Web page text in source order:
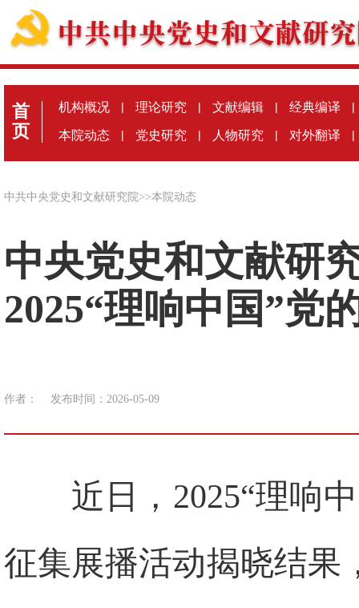
首
页
机构概况 | 理论研究 | 文献编辑 | 经典编译 |
本院动态 | 党史研究 | 人物研究 | 对外翻译 |
中共中央党史和文献研究院>>本院动态
中央党史和文献研
2025“理响中国”党
作者： 发布时间：2026-05-09
近日，2025“理响
征集展播活动揭晓结果